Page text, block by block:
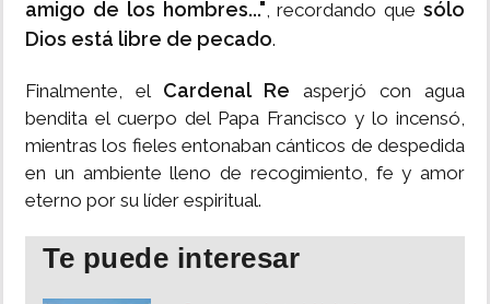
amigo de los hombres...", recordando que sólo
Dios está libre de pecado.
Finalmente, el Cardenal Re asperjó con agua
bendita el cuerpo del Papa Francisco y lo incensó,
mientras los fieles entonaban cánticos de despedida
en un ambiente lleno de recogimiento, fe y amor
eterno por su líder espiritual.
Te puede interesar